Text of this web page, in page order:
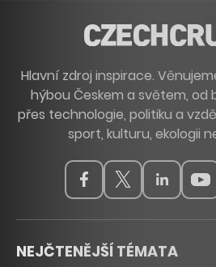
Hlavní zdroj inspirace.
hýbou Českem a světem, od
přes technologie, politiku a
sport, kulturu, ekologii
NEJČTENĚJŠÍ TÉMATA